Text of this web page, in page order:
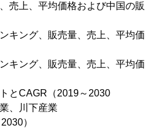
売上、平均価格および中国の販
キング、販売量、売上、平均価
キング、販売量、売上、平均価
とCAGR（2019～2030
、川下産業
）